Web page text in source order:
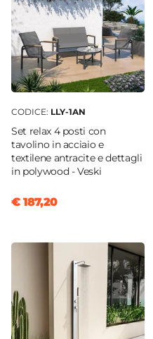
CODICE: LLY-1AN
Set relax 4 posti con
tavolino in acciaio e
textilene antracite e dettagli
in polywood - Veski
€ 187,20